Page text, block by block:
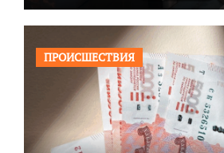
ПРОИСШЕСТВИЯ